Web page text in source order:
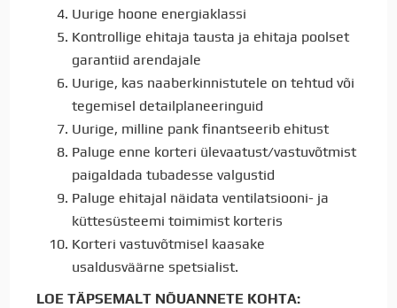
Uurige hoone energiaklassi
Kontrollige ehitaja tausta ja ehitaja poolset
garantiid arendajale
Uurige, kas naaberkinnistutele on tehtud või
tegemisel detailplaneeringuid
Uurige, milline pank finantseerib ehitust
Paluge enne korteri ülevaatust/vastuvõtmist
paigaldada tubadesse valgustid
Paluge ehitajal näidata ventilatsiooni- ja
küttesüsteemi toimimist korteris
Korteri vastuvõtmisel kaasake
usaldusväärne spetsialist.
LOE TÄPSEMALT NÕUANNETE KOHTA: